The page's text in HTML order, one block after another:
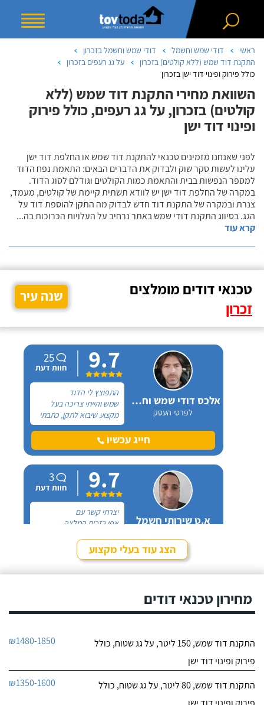
ראשי דודי שמש וחשמל
דודי שמש וחשמל בזכרון
התקנת דוד שמש (ללא קולטים) בזכרון
על גג רעפים בזכרון
כולל פירוק ופינוי דוד ישן בזכרון
השוואת מחירי התקנת דוד שמש (ללא
קולטים) בזכרון, על גג רעפים, כולל פירוק
ופינוי דוד ישן
לפני שאנחנו מזמינים טכנאי להתקנת דוד שמש או החלפת דוד ישן
עלינו לעשות סקר שוק ולבדוק את הדברים הבאים: התאמת נפח הדוד
למספר הנפשות בבית והתאמת כמות הקולטים וגודלם לסוג הדוד.
במקרה של החלפת דוד ישן יש לוודא תשתית קיימת של קולטים, מעמד,
צנרת ובמקרה של התקנת דוד חדש לבדוק מה התקן להוספת דוד על
הגג. בסיווג התקנת דודי שמש באתר נרחיב על העלויות הכרוכות בה...
קרא עוד
טכנאי דודים מומלצים
זכרון
שנה עיר
אלכס דודי שמש וחשמל
לפרטי העסק
9.7
25
חוות דעת
התפוצץ לי הדוד
שמש והייתי צריכה בעל
מקצוע שיבוא לתקן, כתבתי
בגוגל טכנאי דודים ואז
הגעתי לקבוצה של העיר
חיפה בפייסבוק, שם כמה
דודי שמש וחשמל".
חייג עכשיו
א.ט שירותי חשמל
9.7
3
חוות דעת
יצרתי קשר עם
אפי בזכות המלצה
אחר ובסופו של דבר,
התרשמתי ממנו לטובהחייג עכשיו
הצג עוד בעלי מקצוע
מחירון טכנאי דודים
התקנת דוד שמש, 150 ליטר, על גג שטוח, כולל
פירוק ופינוי דוד ישן
₪1480-1850
התקנת דוד שמש, 80 ליטר, על גג שטוח, כולל
₪1350-1600